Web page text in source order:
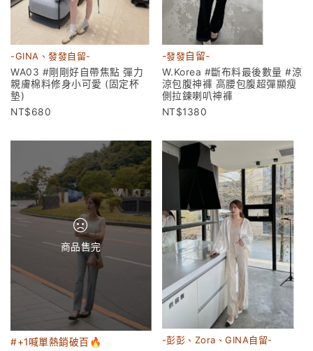
-GINA、發發自留-
WA03 #剛剛好自帶焦點 彈力
親膚棉料修身小可愛 (固定杯
墊)
680
-發發自留-
W.Korea #斷布料最後數量 #涼
涼包腹神褲 高腰包腹超彈顯瘦
側拉鍊喇叭神褲
1380
商品售完
#+1喊單熱銷破百🔥
-彭彭、Zora、GINA自留-